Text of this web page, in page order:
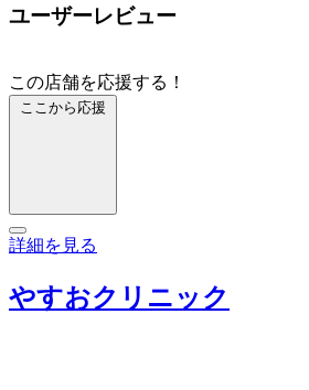
ユーザーレビュー
この店舗を応援する！
ここから応援
詳細を見る
やすおクリニック